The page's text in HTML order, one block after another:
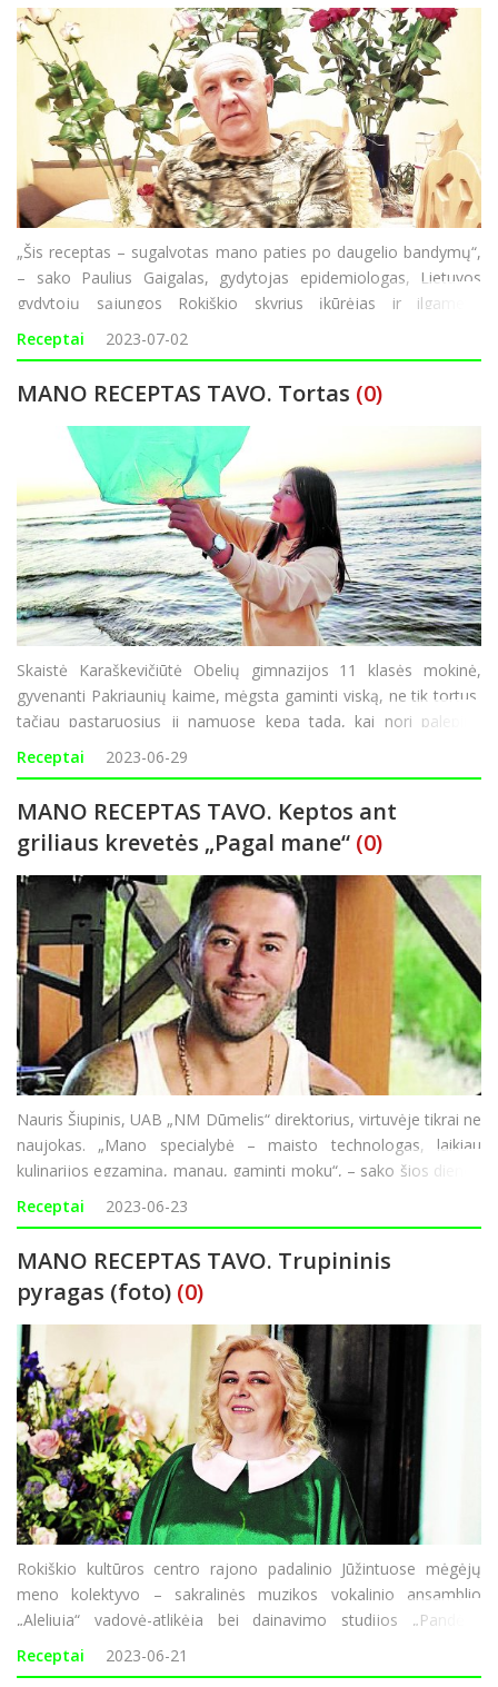
„Šis receptas – sugalvotas mano paties po daugelio bandymų“,
– sako Paulius Gaigalas, gydytojas epidemiologas, Lietuvos
gydytojų sąjungos Rokiškio skyrius įkūrėjas ir ilgametis
pirmininkas, Lietuvos Persitvarkymo Sąjūdžio Rokiškio
iniciatyvinės grupės lyd
Receptai 2023-07-02
MANO RECEPTAS TAVO. Tortas (0)
Skaistė Karaškevičiūtė Obelių gimnazijos 11 klasės mokinė,
gyvenanti Pakriaunių kaime, mėgsta gaminti viską, ne tik tortus,
tačiau pastaruosius ji namuose kepa tada, kai nori palepinti
tėvus ir brolius. „Dažniausiai sugalvoju kepti, kai jie net to
nesitiki. Įvairių tortų receptų yra
Receptai 2023-06-29
MANO RECEPTAS TAVO. Keptos ant
griliaus krevetės „Pagal mane“ (0)
Nauris Šiupinis, UAB „NM Dūmelis“ direktorius, virtuvėje tikrai ne
naujokas. „Mano specialybė – maisto technologas, laikiau
kulinarijos egzaminą, manau, gaminti moku“, – sako šios dienos
siūlomo recepto autorius. Nauris neslepia anksčiau gaminti
mėgd
Receptai 2023-06-23
MANO RECEPTAS TAVO. Trupininis
pyragas (foto) (0)
Rokiškio kultūros centro rajono padalinio Jūžintuose mėgėjų
meno kolektyvo – sakralinės muzikos vokalinio ansamblio
„Aleliuja“ vadovė-atlikėja bei dainavimo studijos „Pandėlio
balsiukai“ vadovė Vilma Likienė į bet kokį maisto gaminimą
žvelgia kaip į kūrybą. &b
Receptai 2023-06-21